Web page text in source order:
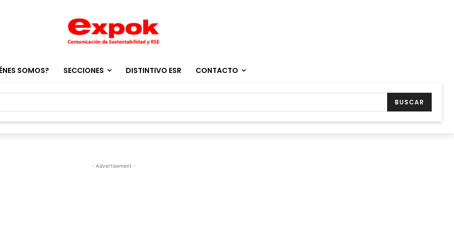
SOMOS? SECCIONES DISTINTIVO ESR CONTACTO
BUSCAR
- Advertisement -